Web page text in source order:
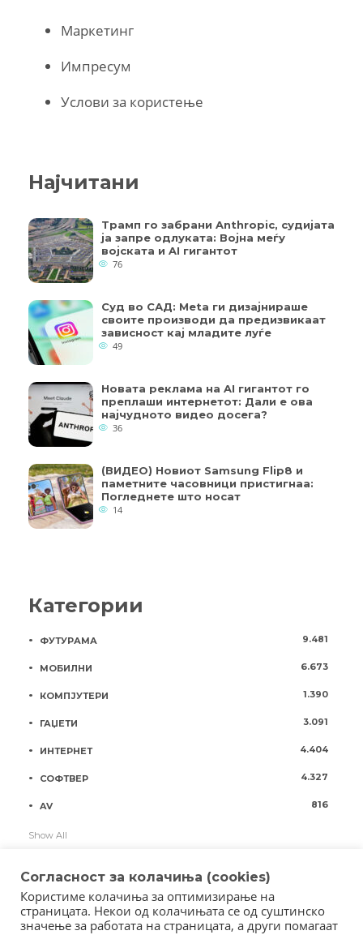
Маркетинг
Импресум
Услови за користење
Најчитани
Трамп го забрани Anthropic, судијата
ја запре одлуката: Војна меѓу
војската и AI гигантот
76
Суд во САД: Meta ги дизајнираше
своите производи да предизвикаат
зависност кај младите луѓе
49
Новата реклама на AI гигантот го
преплаши интернетот: Дали е ова
најчудното видео досега?
36
(ВИДЕО) Новиот Samsung Flip8 и
паметните часовници пристигнаа:
Погледнете што носат
14
Категории
ФУТУРАМА 9.481
МОБИЛНИ 6.673
КОМПЈУТЕРИ 1.390
ГАЏЕТИ 3.091
ИНТЕРНЕТ 4.404
СОФТВЕР 4.327
AV 816
Show All
Согласност за колачиња (cookies)
Користиме колачиња за оптимизирање на
страницата. Некои од колачињата се од суштинско
значење за работата на страницата, а други помагаат